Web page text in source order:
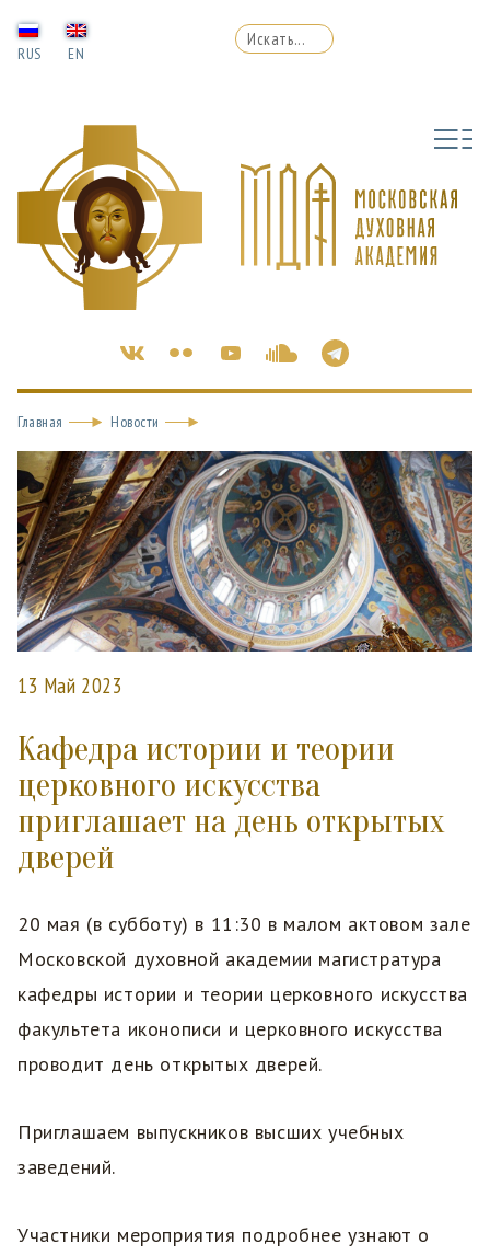
RUS EN
Главная Новости
13 Май 2023
Кафедра истории и теории
церковного искусства
приглашает на день открытых
дверей
20 мая (в субботу) в 11:30 в малом актовом зале
Московской духовной академии магистратура
кафедры истории и теории церковного искусства
факультета иконописи и церковного искусства
проводит день открытых дверей.
Приглашаем выпускников высших учебных
заведений.
Участники мероприятия подробнее узнают о